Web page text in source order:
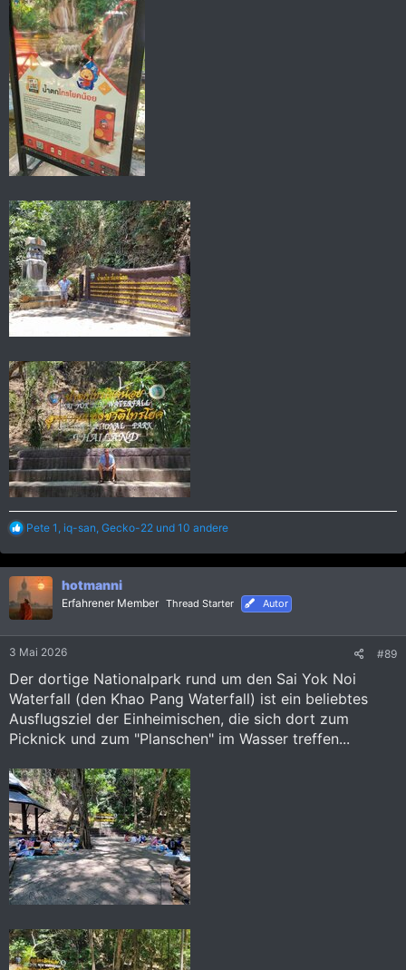
R
a
k
t
i
o
n
Pete 1 iq-san Gecko-22 und 10 andere
hotmanni
Erfahrener Member Thread Starter Autor
3 Mai 2026 #89
Der dortige Nationalpark rund um den Sai Yok Noi
Waterfall (den Khao Pang Waterfall) ist ein beliebtes
Ausflugsziel der Einheimischen, die sich dort zum
Picknick und zum "Planschen" im Wasser treffen...